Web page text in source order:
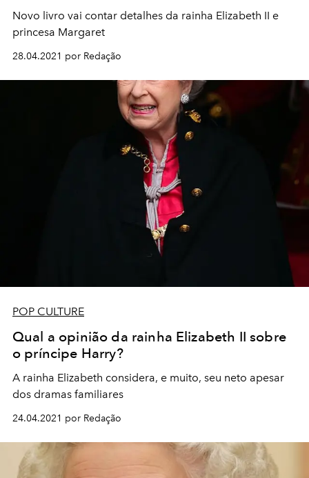
Novo livro vai contar detalhes da rainha Elizabeth II e
princesa Margaret
28.04.2021 por Redação
POP CULTURE
Qual a opinião da rainha Elizabeth II sobre
o príncipe Harry?
A rainha Elizabeth considera, e muito, seu neto apesar
dos dramas familiares
24.04.2021 por Redação